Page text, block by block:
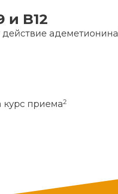
и B12
действие адеметионина
курс приема2